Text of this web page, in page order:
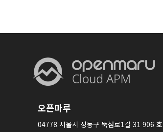
오픈마루
04778 서울시 성동구 뚝섬로1길 31 906 호